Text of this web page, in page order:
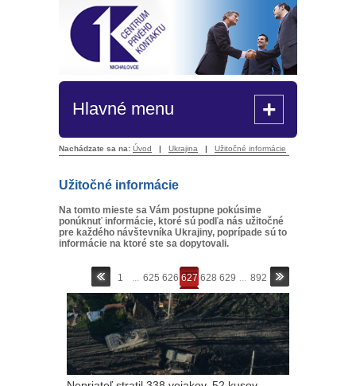
Hlavné menu +
Nachádzate sa na: Úvod | Ukrajina | Užitočné informácie
Užitočné informácie
Na tomto mieste sa Vám postupne pokúsime
ponúknuť informácie, ktoré sú podľa nás užitočné
pre každého návštevníka Ukrajiny, poprípade sú to
informácie na ktoré ste sa dopytovali.
1 ... 625 626 627 628 629 ... 892